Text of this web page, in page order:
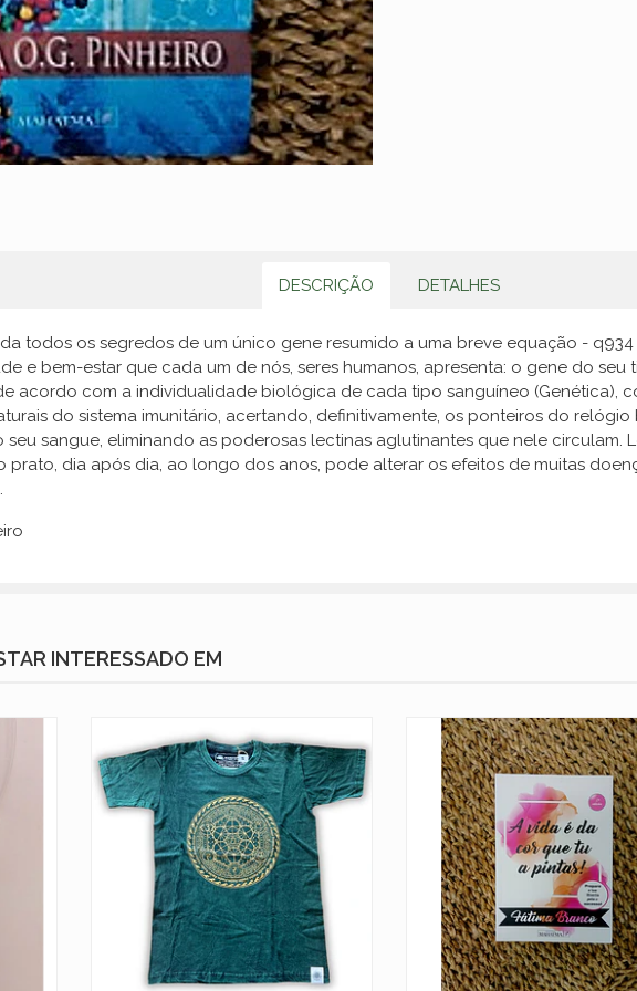
DESCRIÇÃO DETALHES
todos os segredos de um único gene resumido a uma breve equação -
e bem-estar que cada um de nós, seres humanos, apresenta: o gene do
acordo com a individualidade biológica de cada tipo sanguíneo (Genética),
do sistema imunitário, acertando, definitivamente, os ponteiros do
sangue, eliminando as poderosas lectinas aglutinantes que nele circulam.
prato, dia após dia, ao longo dos anos, pode alterar os efeitos de muitas
INTERESSADO EM